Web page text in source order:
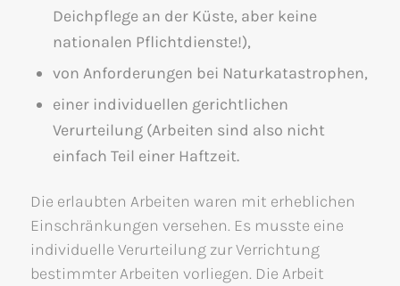
Deichpflege an der Küste, aber keine
nationalen Pflichtdienste!),
von Anforderungen bei Naturkatastrophen,
einer individuellen gerichtlichen
Verurteilung (Arbeiten sind also nicht
einfach Teil einer Haftzeit.
Die erlaubten Arbeiten waren mit erheblichen
Einschränkungen versehen. Es musste eine
individuelle Verurteilung zur Verrichtung
bestimmter Arbeiten vorliegen. Die Arbeit